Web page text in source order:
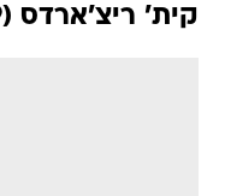
קית' ריצ'ארדס (1979)